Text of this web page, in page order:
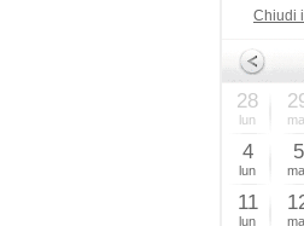
Chiudi
28
lun
4
lun
5
11
lun